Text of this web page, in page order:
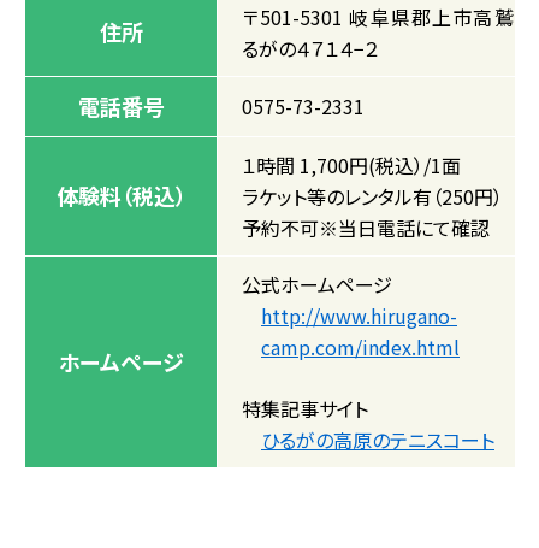
住所
〒501-5301 岐阜県郡上市高鷲町
るがの４７１４−２
電話番号 0575-73-2331
体験料（税込）
１時間 1,700円(税込）/1面
ラケット等のレンタル有（250円）
予約不可※当日電話にて確認
ホームページ
公式ホームページ
http://www.hirugano-
camp.com/index.html
特集記事サイト
ひるがの高原のテニスコート